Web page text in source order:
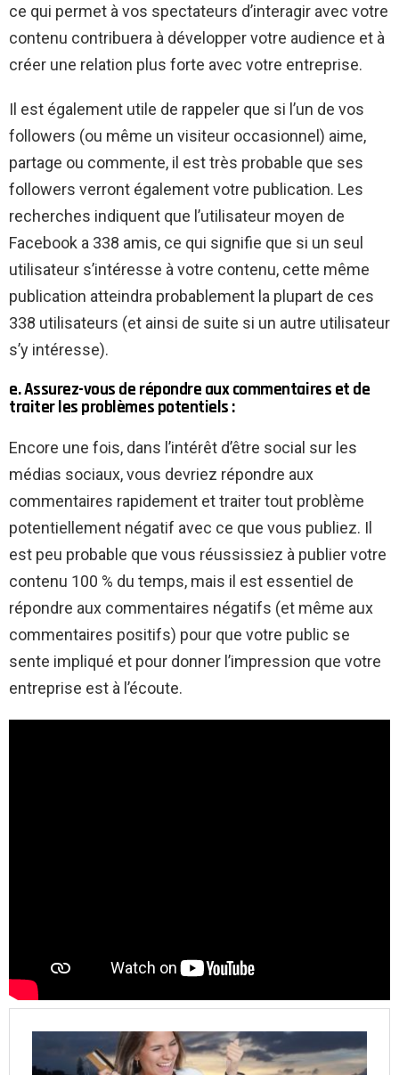
ce qui permet à vos spectateurs d’interagir avec votre
contenu contribuera à développer votre audience et à
créer une relation plus forte avec votre entreprise.
Il est également utile de rappeler que si l’un de vos
followers (ou même un visiteur occasionnel) aime,
partage ou commente, il est très probable que ses
followers verront également votre publication. Les
recherches indiquent que l’utilisateur moyen de
Facebook a 338 amis, ce qui signifie que si un seul
utilisateur s’intéresse à votre contenu, cette même
publication atteindra probablement la plupart de ces
338 utilisateurs (et ainsi de suite si un autre utilisateur
s’y intéresse).
e. Assurez-vous de répondre aux commentaires et de
traiter les problèmes potentiels :
Encore une fois, dans l’intérêt d’être social sur les
médias sociaux, vous devriez répondre aux
commentaires rapidement et traiter tout problème
potentiellement négatif avec ce que vous publiez. Il
est peu probable que vous réussissiez à publier votre
contenu 100 % du temps, mais il est essentiel de
répondre aux commentaires négatifs (et même aux
commentaires positifs) pour que votre public se
sente impliqué et pour donner l’impression que votre
entreprise est à l’écoute.